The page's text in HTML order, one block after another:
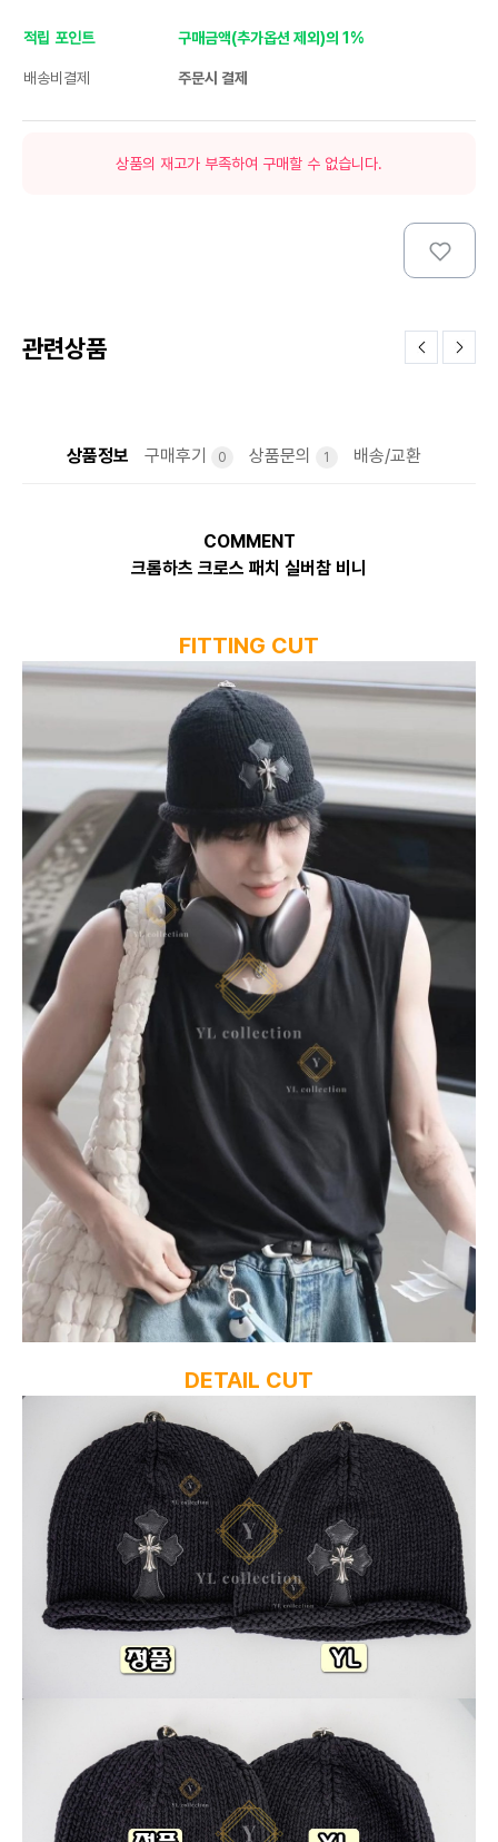
적립 포인트 구매금액(추가옵션 제외)의 1%
배송비결제 주문시 결제
상품의 재고가 부족하여 구매할 수 없습니다.
관련상품
상품정보 구매후기 0 상품문의 1 배송/교환
COMMENT
크롬하츠 크로스 패치 실버참 비니
FITTING CUT
DETAIL CUT